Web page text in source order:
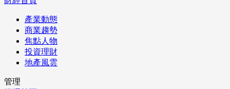
產業動態
商業趨勢
焦點人物
投資理財
地產風雲
管理